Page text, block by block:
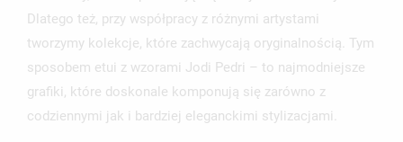
Dlatego też, przy współpracy z różnymi artystami
tworzymy kolekcje, które zachwycają oryginalnością. Tym
sposobem etui z wzorami Jodi Pedri – to najmodniejsze
grafiki, które doskonale komponują się zarówno z
codziennymi jak i bardziej eleganckimi stylizacjami.